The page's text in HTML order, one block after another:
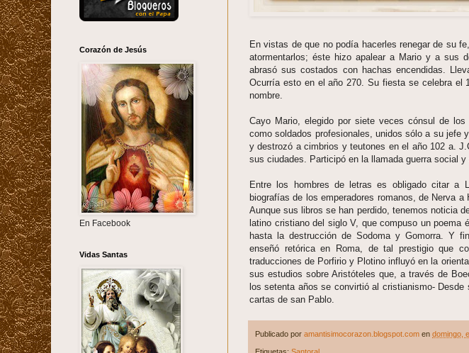
En vistas de que no podía hacerles renegar de su
atormentarlos; éste hizo apalear a Mario y a sus
abrasó sus costados con hachas encendidas.
Ocurría esto en el año 270. Su fiesta se celebra el
nombre.
Cayo Mario, elegido por siete veces cónsul de
como soldados profesionales, unidos sólo a su jefe
y destrozó a cimbrios y teutones en el año 102 a.
sus ciudades. Participó en la llamada guerra social
Entre los hombres de letras es obligado citar a
biografías de los emperadores romanos, de Nerva
Aunque sus libros se han perdido, tenemos noticia
latino cristiano del siglo V, que compuso un
hasta la destrucción de Sodoma y Gomorra. Y
enseñó retórica en Roma, de tal prestigio que
traducciones de Porfirio y Plotino influyó en la
sus estudios sobre Aristóteles que, a través de
los setenta años se convirtió al cristianismo-
cartas de san Pablo.
Publicado por amantisimocorazon.blogspot.com en domingo,
Etiquetas: Santoral
Corazón de Jesús
En Facebook
Vidas Santas